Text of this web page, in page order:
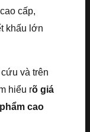
cấp,
khấu lớn
và trên
hiểu rõ giá
cao